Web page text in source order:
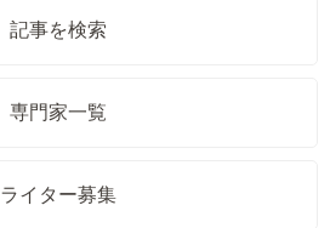
記事を検索
専門家一覧
ライター募集